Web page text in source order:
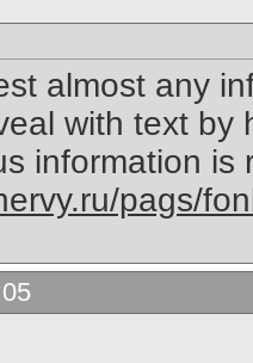
almost any
with text by
information is
pags/